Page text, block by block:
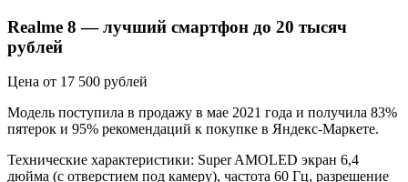
Realme 8 — лучший смартфон до 20 тысяч
рублей
Цена от 17 500 рублей
Модель поступила в продажу в мае 2021 года и получила 83%
пятерок и 95% рекомендаций к покупке в Яндекс-Маркете.
Технические характеристики: Super AMOLED экран 6,4
дюйма (с отверстием под камеру), частота 60 Гц, разрешение